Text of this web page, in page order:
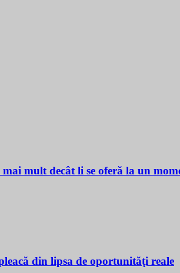
mult decât li se oferă la un
din lipsa de oportunităţi reale